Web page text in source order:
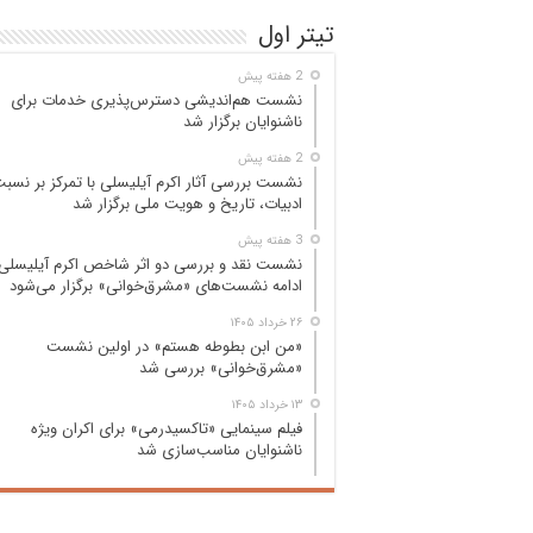
تیتر اول
2 هفته پیش
نشست هم‌اندیشی دسترس‌پذیری خدمات برای
ناشنوایان برگزار شد
2 هفته پیش
نشست بررسی آثار اکرم آیلیسلی با تمرکز بر
ادبیات، تاریخ و هویت ملی برگزار شد
3 هفته پیش
نشست نقد و بررسی دو اثر شاخص اکرم
ادامه نشست‌های «مشرق‌خوانی» برگزار می‌شود
۲۶ خرداد ۱۴۰۵
«من ابن بطوطه هستم» در اولین نشست
«مشرق‌خوانی» بررسی شد
۱۳ خرداد ۱۴۰۵
فیلم سینمایی «تاکسیدرمی» برای اکران ویژه
ناشنوایان مناسب‌سازی شد